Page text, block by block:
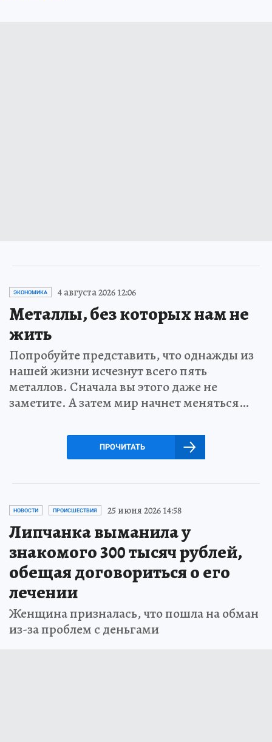
ЭКОНОМИКА 4 августа 2026 12:06
Металлы, без которых нам не
жить
Попробуйте представить, что однажды из
нашей жизни исчезнут всего пять
металлов. Сначала вы этого даже не
заметите. А затем мир начнет меняться…
ПРОЧИТАТЬ
НОВОСТИ ПРОИСШЕСТВИЯ 25 июня 2026 14:58
Липчанка выманила у
знакомого 300 тысяч рублей,
обещая договориться о его
лечении
Женщина призналась, что пошла на обман
из-за проблем с деньгами